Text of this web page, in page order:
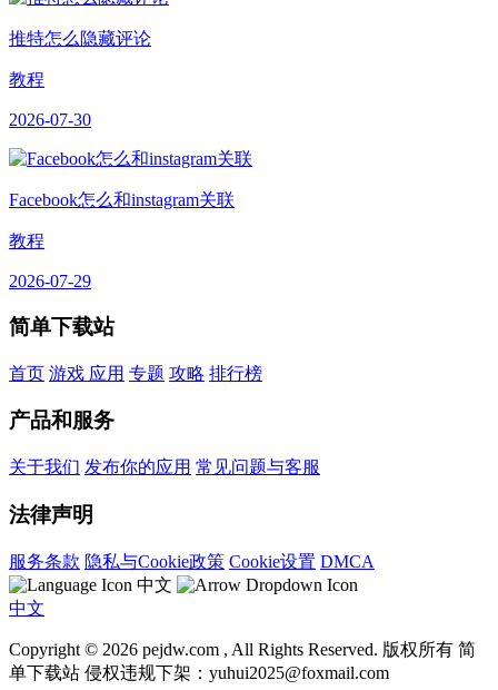
推特怎么隐藏评论
教程
2026-07-30
Facebook怎么和instagram关联
教程
2026-07-29
简单下载站
首页 游戏 应用 专题 攻略 排行榜
产品和服务
关于我们 发布你的应用 常见问题与客服
法律声明
服务条款 隐私与Cookie政策 Cookie设置 DMCA
中文
中文
Copyright © 2026 pejdw.com , All Rights Reserved. 版权所有 简
单下载站 侵权违规下架：yuhui2025@foxmail.com